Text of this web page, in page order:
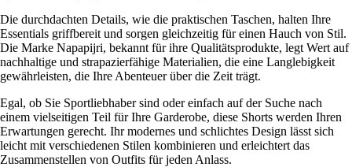
Die durchdachten Details, wie die praktischen Taschen, halten Ihre
Essentials griffbereit und sorgen gleichzeitig für einen Hauch von Stil.
Die Marke Napapijri, bekannt für ihre Qualitätsprodukte, legt Wert auf
nachhaltige und strapazierfähige Materialien, die eine Langlebigkeit
gewährleisten, die Ihre Abenteuer über die Zeit trägt.
Egal, ob Sie Sportliebhaber sind oder einfach auf der Suche nach
einem vielseitigen Teil für Ihre Garderobe, diese Shorts werden Ihren
Erwartungen gerecht. Ihr modernes und schlichtes Design lässt sich
leicht mit verschiedenen Stilen kombinieren und erleichtert das
Zusammenstellen von Outfits für jeden Anlass.